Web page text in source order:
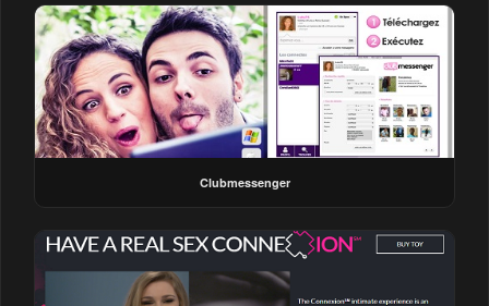
Clubmessenger